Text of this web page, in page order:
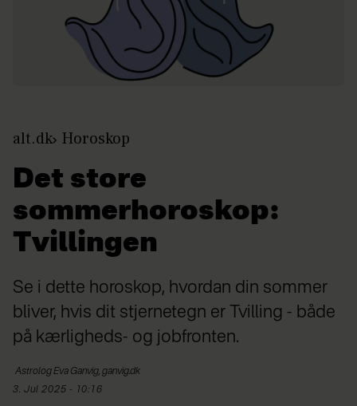
alt.dk Horoskop
Det store
sommerhoroskop:
Tvillingen
Se i dette horoskop, hvordan din sommer
bliver, hvis dit stjernetegn er Tvilling - både
på kærligheds- og jobfronten.
Astrolog Eva Ganvig, ganvig.dk
3. Jul 2025 - 10:16